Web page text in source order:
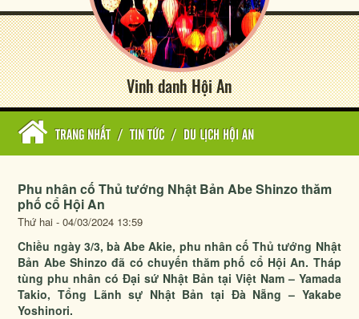
Vinh danh Hội An
TRANG NHẤT / TIN TỨC / DU LỊCH HỘI AN
Phu nhân cố Thủ tướng Nhật Bản Abe Shinzo thăm
phố cổ Hội An
Thứ hai - 04/03/2024 13:59
Chiều ngày 3/3, bà Abe Akie, phu nhân cố Thủ tướng Nhật
Bản Abe Shinzo đã có chuyến thăm phố cổ Hội An. Tháp
tùng phu nhân có Đại sứ Nhật Bản tại Việt Nam – Yamada
Takio, Tổng Lãnh sự Nhật Bản tại Đà Nẵng – Yakabe
Yoshinori.